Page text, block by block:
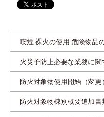
喫煙 裸火の使用 危険物品
火災予防上必要な業務に
防火対象物使用開始（変更
防火対象物棟別概要追加書